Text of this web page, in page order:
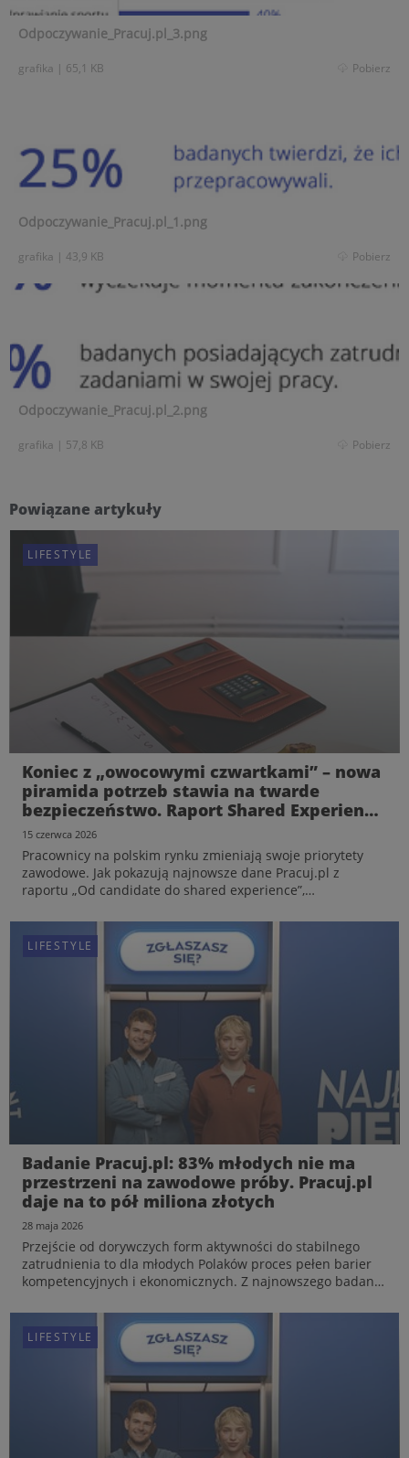
Odpoczywanie_Pracuj.pl_3.png
grafika | 65,1 KB Pobierz
Odpoczywanie_Pracuj.pl_1.png
grafika | 43,9 KB Pobierz
Odpoczywanie_Pracuj.pl_2.png
grafika | 57,8 KB Pobierz
Powiązane artykuły
LIFESTYLE
Koniec z „owocowymi czwartkami” – nowa
piramida potrzeb stawia na twarde
bezpieczeństwo. Raport Shared Experience
od Pracuj.pl
15 czerwca 2026
Pracownicy na polskim rynku zmieniają swoje priorytety
zawodowe. Jak pokazują najnowsze dane Pracuj.pl z
raportu „Od candidate do shared experience”,
dobrego wizerunku ustępuje miejsca innym potrzebom:
stabilności, transpar...
LIFESTYLE
Koniec z „owocowymi czwartkami” – nowa
piramida potrzeb stawia na twarde
bezpieczeństwo. Raport Shared Experience
od Pracuj.pl
15 czerwca 2026
Pracownicy na polskim rynku zmieniają swoje priorytety
zawodowe. Jak pokazują najnowsze dane Pracuj.pl z
raportu „Od candidate do shared experience”,
dobrego wizerunku ustępuje miejsca innym potrzebom:
stabilności, transpar...
LIFESTYLE
Badanie Pracuj.pl: 83% młodych nie ma
przestrzeni na zawodowe próby. Pracuj.pl
daje na to pół miliona złotych
28 maja 2026
Przejście od dorywczych form aktywności do stabilnego
zatrudnienia to dla młodych Polaków proces pełen barier
kompetencyjnych i ekonomicznych. Z najnowszego badania
odczuwa brak przestrzeni na swobodne testowanie
zawodow...
LIFESTYLE
LIFESTYLE
LIFESTYLE